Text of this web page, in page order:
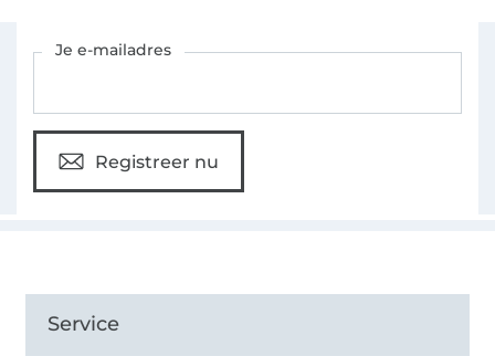
Je e-mailadres
Registreer nu
Service